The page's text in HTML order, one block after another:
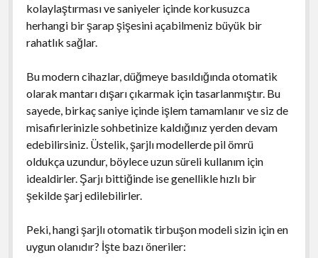
kolaylaştırması ve saniyeler içinde korkusuzca
herhangi bir şarap şişesini açabilmeniz büyük bir
rahatlık sağlar.
Bu modern cihazlar, düğmeye basıldığında otomatik
olarak mantarı dışarı çıkarmak için tasarlanmıştır. Bu
sayede, birkaç saniye içinde işlem tamamlanır ve siz de
misafirlerinizle sohbetinize kaldığınız yerden devam
edebilirsiniz. Üstelik, şarjlı modellerde pil ömrü
oldukça uzundur, böylece uzun süreli kullanım için
idealdirler. Şarjı bittiğinde ise genellikle hızlı bir
şekilde şarj edilebilirler.
Peki, hangi şarjlı otomatik tirbuşon modeli sizin için en
uygun olanıdır? İşte bazı öneriler: